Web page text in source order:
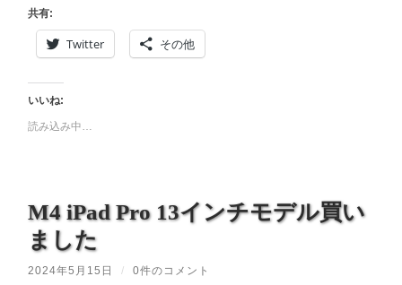
共有:
Twitter その他
いいね:
読み込み中…
M4 iPad Pro 13インチモデル買い
ました
2024年5月15日 / 0件のコメント